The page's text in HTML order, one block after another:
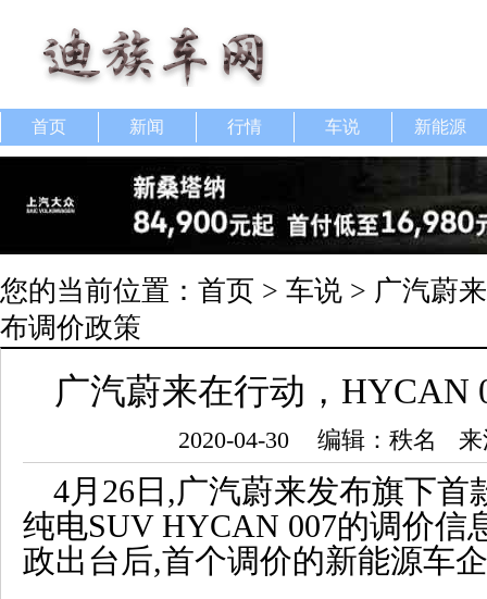
首页 新闻 行情 车说 新能源
您的当前位置： 首页 > 车说 > 广汽蔚
布调价政策
广汽蔚来在行动，HYCAN
2020-04-30 编辑：秩名
4月26日,广汽蔚来发布旗下
纯电SUV HYCAN 007的调价信
政出台后,首个调价的新能源车